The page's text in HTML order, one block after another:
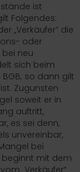
ist
Folgendes:
„Verkäufer“ die
oder
bei neu
sich beim
BGB; so dann gilt
Zugunsten
soweit er in
auftritt,
es sei denn,
unvereinbar,
bei
beginnt mit dem